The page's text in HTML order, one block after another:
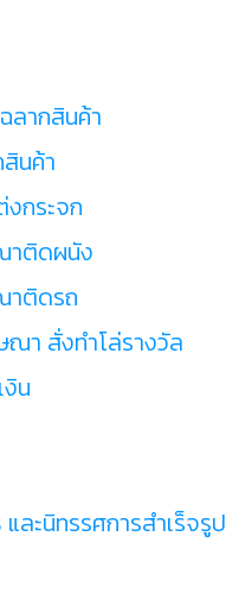
ลากสินค้า
นค้า
กระจก
าติดผนัง
าติดรถ
า สั่งทำโล่รางวัล
น
ะนิทรรศการสำเร็จรูป